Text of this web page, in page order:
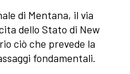
di Mentana, il via
dello Stato di New
ciò che prevede la
fondamentali.